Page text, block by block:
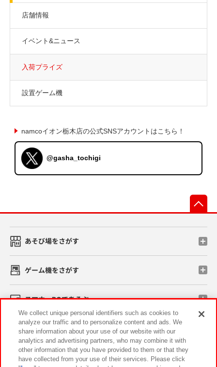
店舗情報
イベント&ニュース
入荷プライズ
設置ゲーム機
namcoイオン栃木店の公式SNSアカウントはこちら！
@gasha_tochigi
あそび場をさがす
ゲーム機をさがす
スマホ・PCであそぶ
イベント・キャンペーン
We collect unique personal identifiers such as cookies to
analyze our traffic and to personalize content and ads. We
share information about your use of our website with our
analytics and advertising partners, who may combine it with
other information that you have provided to them or that they
have collected from your use of their services. Please click